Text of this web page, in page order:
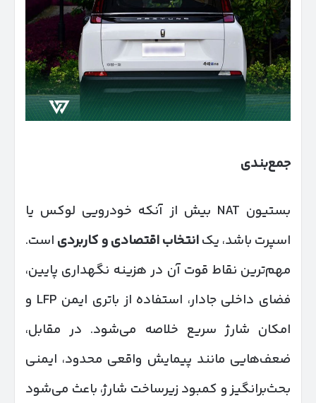
جمع‌بندی
بستیون NAT بیش از آنکه خودرویی لوکس یا
اسپرت باشد، یکانتخاب اقتصادی و کاربردی است.
مهم‌ترین نقاط قوت آن در هزینه نگهداری پایین،
فضای داخلی جادار، استفاده از باتری ایمن LFP و
امکان شارژ سریع خلاصه می‌شود. در مقابل،
ضعف‌هایی مانند پیمایش واقعی محدود، ایمنی
بحث‌برانگیز و کمبود زیرساخت شارژ، باعث می‌شود